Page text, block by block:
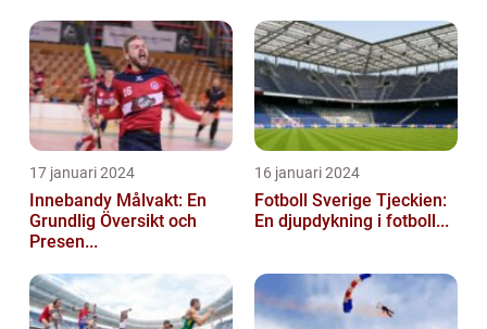
17 januari 2024
Innebandy Målvakt: En
Grundlig Översikt och
Presen...
16 januari 2024
Fotboll Sverige Tjeckien:
En djupdykning i fotboll...